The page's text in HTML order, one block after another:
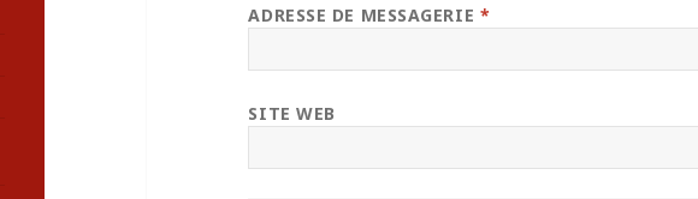
ADRESSE DE MESSAGERIE *
SITE WEB